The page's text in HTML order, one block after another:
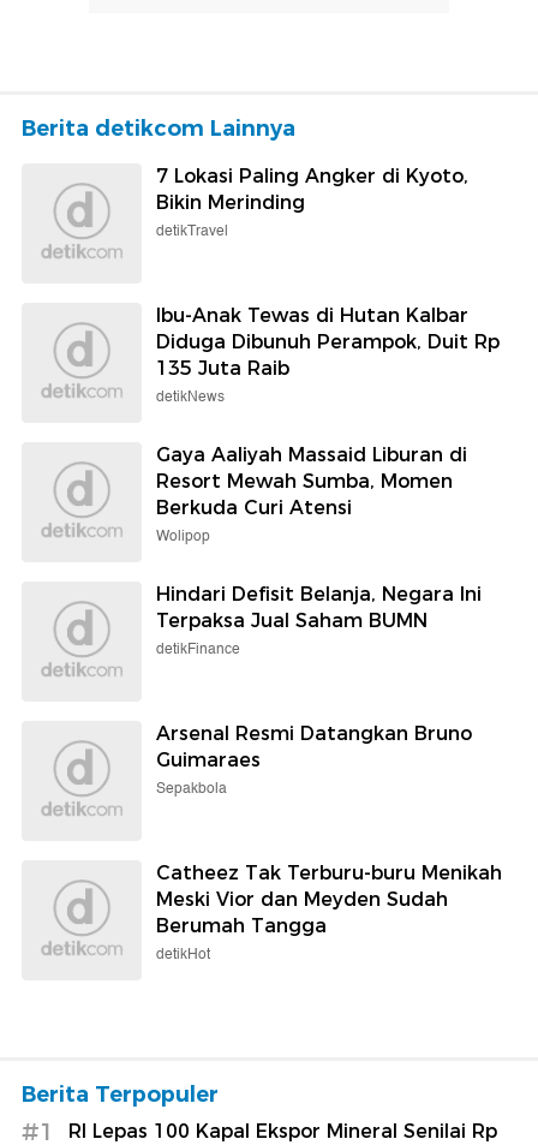
Berita detikcom Lainnya
7 Lokasi Paling Angker di Kyoto,
Bikin Merinding
detikTravel
Ibu-Anak Tewas di Hutan Kalbar
Diduga Dibunuh Perampok, Duit Rp
135 Juta Raib
detikNews
Gaya Aaliyah Massaid Liburan di
Resort Mewah Sumba, Momen
Berkuda Curi Atensi
Wolipop
Hindari Defisit Belanja, Negara Ini
Terpaksa Jual Saham BUMN
detikFinance
Arsenal Resmi Datangkan Bruno
Guimaraes
Sepakbola
Catheez Tak Terburu-buru Menikah
Meski Vior dan Meyden Sudah
Berumah Tangga
detikHot
Berita Terpopuler
#1
RI Lepas 100 Kapal Ekspor Mineral Senilai Rp